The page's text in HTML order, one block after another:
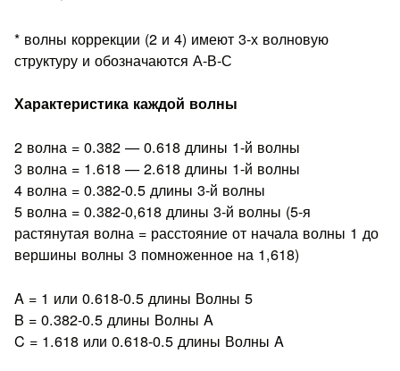
* волны коррекции (2 и 4) имеют 3-х волновую
структуру и обозначаются А-В-С
Характеристика каждой волны
2 волна = 0.382 — 0.618 длины 1-й волны
3 волна = 1.618 — 2.618 длины 1-й волны
4 волна = 0.382-0.5 длины 3-й волны
5 волна = 0.382-0,618 длины 3-й волны (5-я
растянутая волна = расстояние от начала волны 1 до
вершины волны 3 помноженное на 1,618)
A = 1 или 0.618-0.5 длины Волны 5
B = 0.382-0.5 длины Волны A
C = 1.618 или 0.618-0.5 длины Волны A